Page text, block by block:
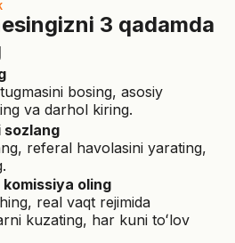
3 qadamda
bosing, asosiy
va darhol kiring.
sozlang
referal havolasini yarating,
oling
real vaqt rejimida
kuzating, har kuni toʻlov